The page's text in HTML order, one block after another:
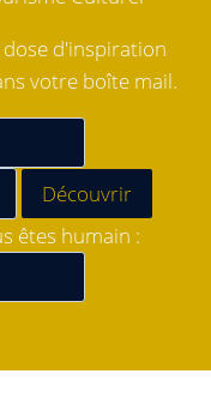
dose d'inspiration
votre boîte mail.
êtes humain :